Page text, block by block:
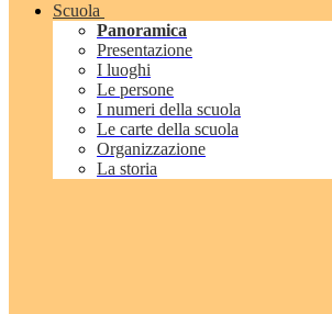
Scuola
Panoramica
Presentazione
I luoghi
Le persone
I numeri della scuola
Le carte della scuola
Organizzazione
La storia